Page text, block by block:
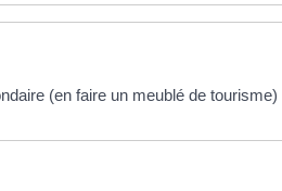
(en faire un meublé de tourisme)